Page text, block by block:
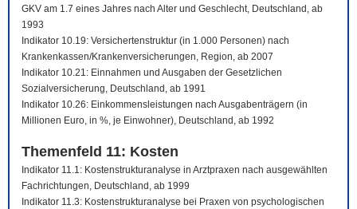
GKV am 1.7 eines Jahres nach Alter und Geschlecht, Deutschland, ab
1993
Indikator 10.19: Versichertenstruktur (in 1.000 Personen) nach
Krankenkassen/Krankenversicherungen, Region, ab 2007
Indikator 10.21: Einnahmen und Ausgaben der Gesetzlichen
Sozialversicherung, Deutschland, ab 1991
Indikator 10.26: Einkommensleistungen nach Ausgabenträgern (in
Millionen Euro, in %, je Einwohner), Deutschland, ab 1992
Themenfeld 11: Kosten
Indikator 11.1: Kostenstrukturanalyse in Arztpraxen nach ausgewählten
Fachrichtungen, Deutschland, ab 1999
Indikator 11.3: Kostenstrukturanalyse bei Praxen von psychologischen